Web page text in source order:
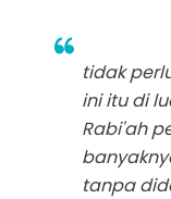
tidak
ini itu di
Rabi'ah
tanpa